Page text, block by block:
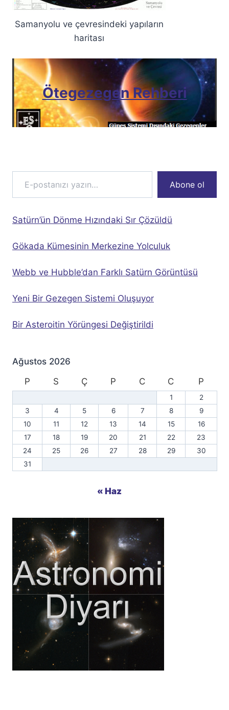
Samanyolu ve çevresindeki yapıların
haritası
Ötegezegen Rehberi
E-postanızı yazın…
Abone ol
Satürn’ün Dönme Hızındaki Sır Çözüldü
Gökada Kümesinin Merkezine Yolculuk
Webb ve Hubble’dan Farklı Satürn Görüntüsü
Yeni Bir Gezegen Sistemi Oluşuyor
Bir Asteroitin Yörüngesi Değiştirildi
Ağustos 2026
P
S Ç P C C P
1
2
3
4 5 6 7 8
9
10
11 12 13 14 15
16
17
18 19 20 21 22
23
24
25 26 27 28 29
30
31
« Haz